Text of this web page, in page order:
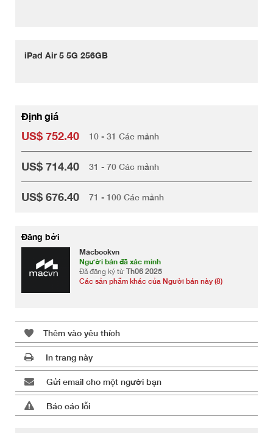
iPad Air 5 5G 256GB
Định giá
US$ 752.40 10 - 31 Các mảnh
US$ 714.40 31 - 70 Các mảnh
US$ 676.40 71 - 100 Các mảnh
Đăng bởi
Macbookvn
Người bán đã xác minh
Đã đăng ký từ Th06 2025
Các sản phẩm khác của Người bán này (8)
Thêm vào yêu thích
In trang này
Gửi email cho một người bạn
Báo cáo lỗi